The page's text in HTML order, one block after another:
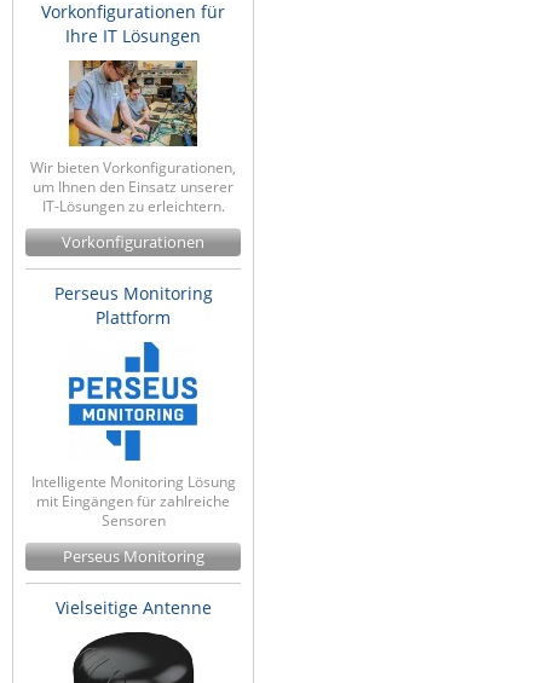
Vorkonfigurationen für
Ihre IT Lösungen
Wir bieten Vorkonfigurationen,
um Ihnen den Einsatz unserer
IT-Lösungen zu erleichtern.
Vorkonfigurationen
Perseus Monitoring
Plattform
Intelligente Monitoring Lösung
mit Eingängen für zahlreiche
Sensoren
Perseus Monitoring
Vielseitige Antenne